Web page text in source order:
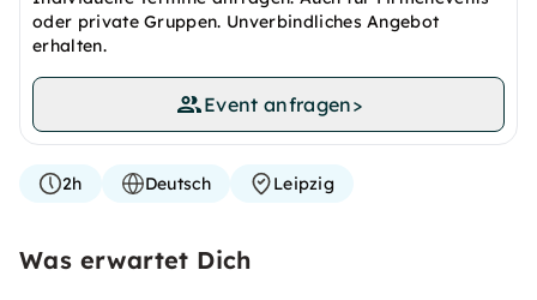
oder private Gruppen. Unverbindliches Angebot
erhalten.
Event anfragen>
2h Deutsch Leipzig
Was erwartet Dich